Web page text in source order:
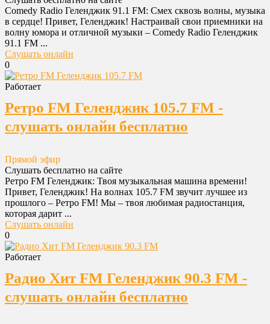
Comedy Radio Геленджик 91.1 FM: Смех сквозь волны, музыка
в сердце! Привет, Геленджик! Настраивай свои приемники на
волну юмора и отличной музыки – Comedy Radio Геленджик
91.1 FM ...
Слушать онлайн
0
Работает
Ретро FM Геленджик 105.7 FM -
слушать онлайн бесплатно
Прямой эфир
Слушать бесплатно на сайте
Ретро FM Геленджик: Твоя музыкальная машина времени!
Привет, Геленджик! На волнах 105.7 FM звучит лучшее из
прошлого – Ретро FM! Мы – твоя любимая радиостанция,
которая дарит ...
Слушать онлайн
0
Работает
Радио Хит FM Геленджик 90.3 FM -
слушать онлайн бесплатно